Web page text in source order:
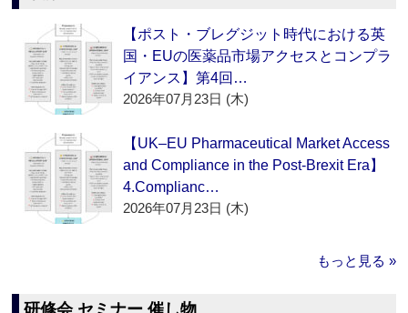
【ポスト・ブレグジット時代における英
国・EUの医薬品市場アクセスとコンプラ
イアンス】第4回…
2026年07月23日 (木)
【UK–EU Pharmaceutical Market Access
and Compliance in the Post-Brexit Era】
4.Complianc…
2026年07月23日 (木)
もっと見る »